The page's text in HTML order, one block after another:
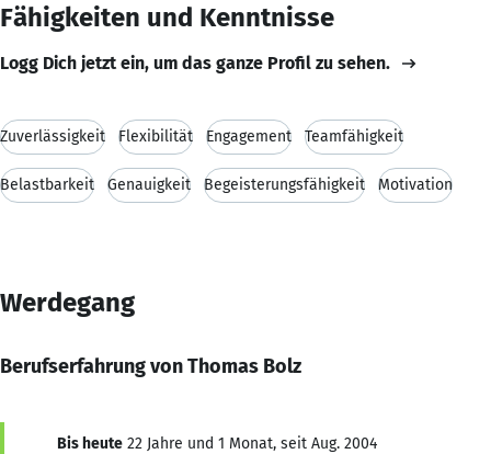
Fähigkeiten und Kenntnisse
Logg Dich jetzt ein, um das ganze Profil zu sehen.
Zuverlässigkeit Flexibilität Engagement Teamfähigkeit
Belastbarkeit Genauigkeit Begeisterungsfähigkeit Motivation
Werdegang
Berufserfahrung von Thomas Bolz
Bis heute 22 Jahre und 1 Monat, seit Aug. 2004